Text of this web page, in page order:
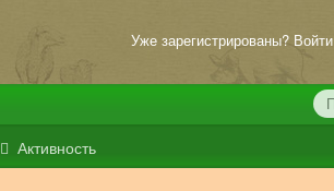
Уже зарегистрированы? Войти
Активность